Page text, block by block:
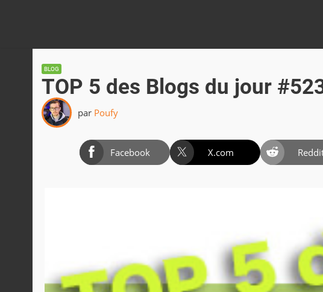
BLOG
TOP 5 des Blogs du jour
par Poufy
Facebook X.com